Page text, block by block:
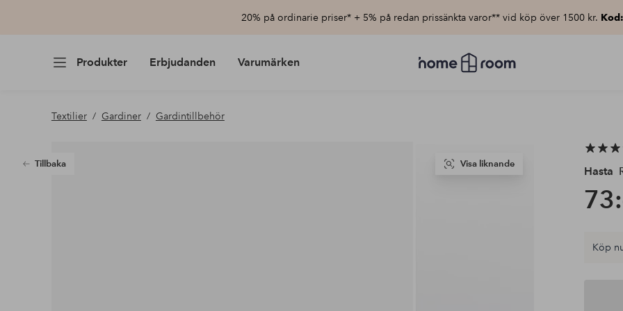
20% på ordinarie priser* + 5% på redan prissänkta varor** vid köp över 1500 kr.
Produkter Erbjudanden Varumärken
Homeroom
–
Textilier Gardiner Gardintillbehör
Tillbaka Visa liknande
Hasta
Köp